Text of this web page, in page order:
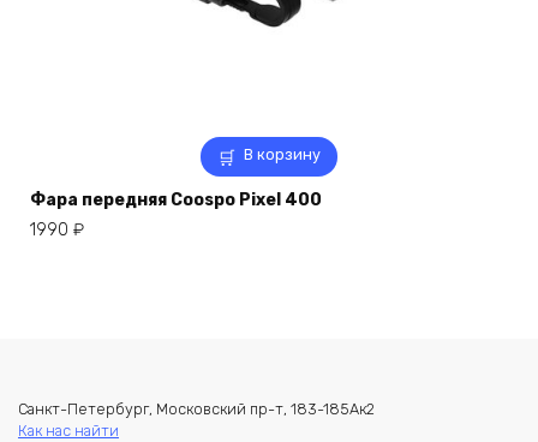
В корзину
Фара передняя Coospo Pixel 400
1990 ₽
Санкт-Петербург, Московский пр-т, 183-185Ак2
Как нас найти